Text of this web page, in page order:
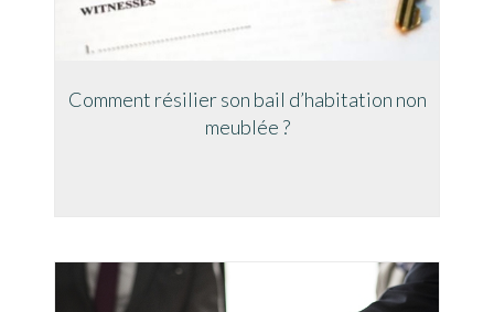
Comment résilier son bail d’habitation non
meublée ?